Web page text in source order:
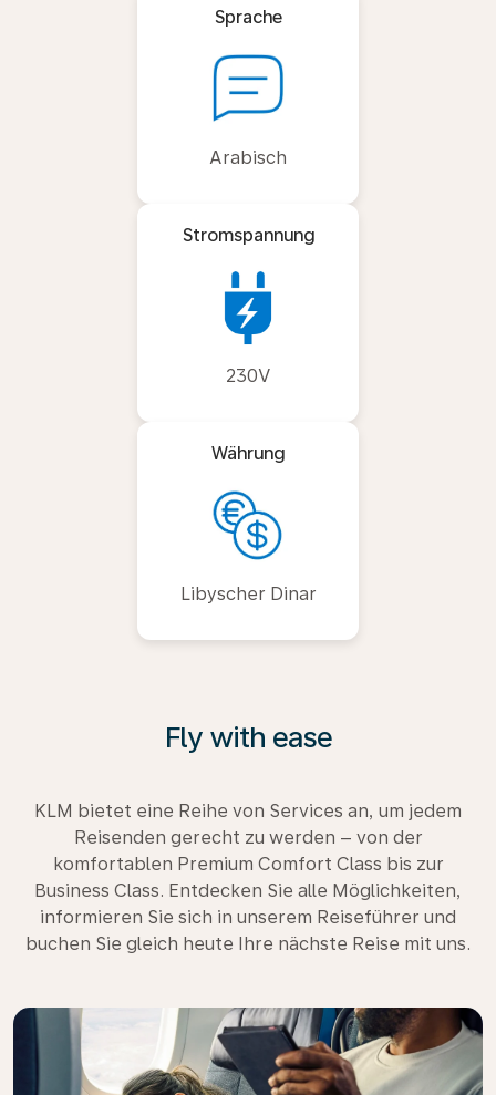
Sprache
Arabisch
Stromspannung
230V
Währung
Libyscher Dinar
Fly with ease
KLM bietet eine Reihe von Services an, um jedem
Reisenden gerecht zu werden – von der
komfortablen Premium Comfort Class bis zur
Business Class. Entdecken Sie alle Möglichkeiten,
informieren Sie sich in unserem Reiseführer und
buchen Sie gleich heute Ihre nächste Reise mit uns.